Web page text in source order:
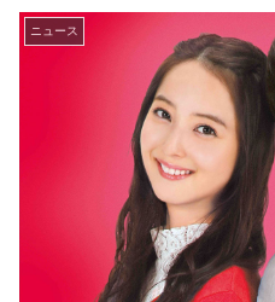
ニュース